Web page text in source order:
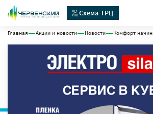
Схема ТРЦ
Главная Акции и новости Новости Комфорт